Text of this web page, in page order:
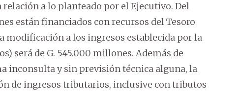
a lo planteado por el Ejecutivo. Del
están financiados con recursos del Tesoro
modificación a los ingresos establecida por la
será de G. 545.000 millones. Además de
inconsulta y sin previsión técnica alguna, la
de ingresos tributarios, inclusive con tributos